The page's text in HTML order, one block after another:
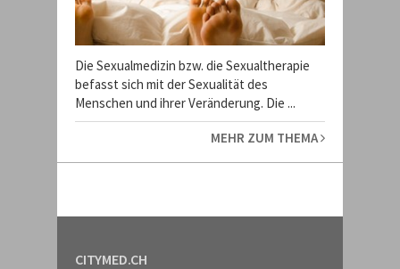
Die Sexualmedizin bzw. die Sexualtherapie
befasst sich mit der Sexualität des
Menschen und ihrer Veränderung. Die ...
MEHR ZUM THEMA
CITYMED.CH